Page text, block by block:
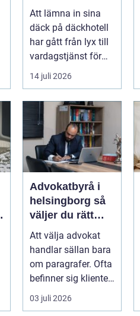
till säkra
hjulskift
Att lämna in sina
däck på däckhotell
har gått från lyx till
vardagstjänst för
många bilägare. I
Hels...
14 juli 2026
Advokatbyrå i
helsingborg så
väljer du rätt
juridiskt stöd
Att välja advokat
handlar sällan bara
om paragrafer. Ofta
befinner sig klienten
i en utsatt situatio...
03 juli 2026